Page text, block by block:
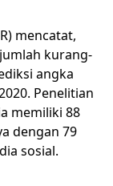
mencatat,
kurang-
angka
Penelitian
memiliki 88
dengan 79
sosial.